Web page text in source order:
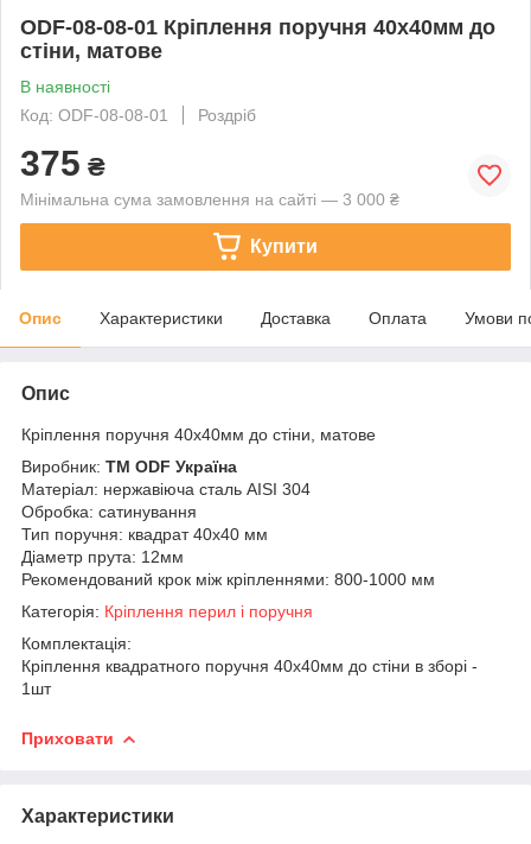
ODF-08-08-01 Кріплення поручня 40х40мм до
стіни, матове
В наявності
Код: ODF-08-08-01
Роздріб
375 ₴
Мінімальна сума замовлення на сайті — 3 000 ₴
Купити
Опис Характеристики Доставка Оплата Умови
Опис
Кріплення поручня 40х40мм до стіни, матове
Виробник: ТМ ODF Україна
Матеріал: нержавіюча сталь AISI 304
Обробка: сатинування
Тип поручня: квадрат 40х40 мм
Діаметр прута: 12мм
Рекомендований крок між кріпленнями: 800-1000 мм
Категорія: Кріплення перил і поручня
Комплектація:
Кріплення квадратного поручня 40х40мм до стіни в зборі -
1шт
Приховати
Характеристики